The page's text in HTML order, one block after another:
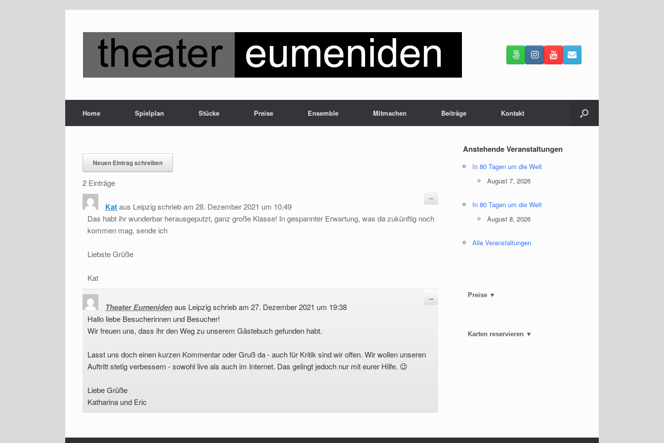
springen
Home Spielplan Stücke Preise Ensemble Mitmachen Beiträge Kontakt
2 Einträge
Kataus Leipzigschrieb am 28. Dezember 2021 um 10:49
Das habt ihr wunderbar herausgeputzt, ganz große Klasse! In gespannter Erwartung, was da zukünftig noch
kommen mag, sende ich
Liebste Grüße
Kat
...Diese
Metabox
ein-/ausblenden.
Theater Eumenidenaus Leipzigschrieb am 27. Dezember 2021 um 19:38
Hallo liebe Besucherinnen und Besucher!
Wir freuen uns, dass ihr den Weg zu unserem Gästebuch gefunden habt.
Lasst uns doch einen kurzen Kommentar oder Gruß da - auch für Kritik sind wir offen. Wir wollen unseren
Auftritt stetig verbessern - sowohl live als auch im Internet. Das gelingt jedoch nur mit eurer Hilfe. 😉
Liebe Grüße
Katharina und Eric
...Diese
Metabox
Anstehende Veranstaltungen
In 80 Tagen um die Welt
August 7, 2026
In 80 Tagen um die Welt
August 8, 2026
Alle Veranstaltungen
Preise ▼
Karten reservieren ▼